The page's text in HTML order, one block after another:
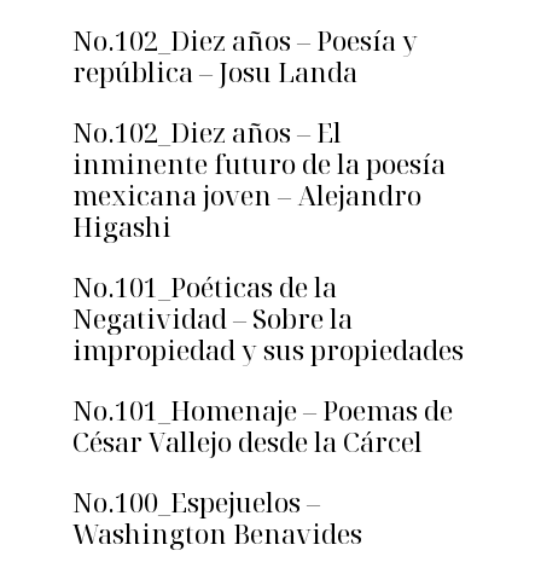
No.102_Diez años – Poesía y
república – Josu Landa
No.102_Diez años – El
inminente futuro de la poesía
mexicana joven – Alejandro
Higashi
No.101_Poéticas de la
Negatividad – Sobre la
impropiedad y sus propiedades
No.101_Homenaje – Poemas de
César Vallejo desde la Cárcel
No.100_Espejuelos –
Washington Benavides